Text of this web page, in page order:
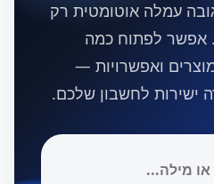
עמלה אוטומטית רק
אפשר לפתוח כמה
ואפשרויות —